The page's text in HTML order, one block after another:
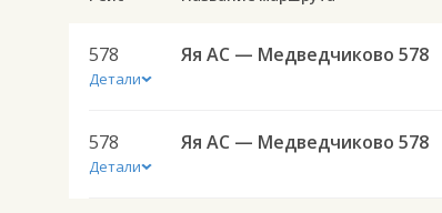
578
Детали
Яя АС — Медведчиково 578
578
Детали
Яя АС — Медведчиково 578